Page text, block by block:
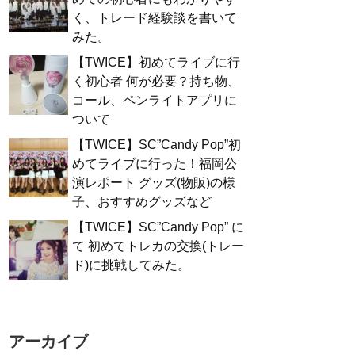
く、トレード経験談を書いて
みた。
【TWICE】初めてライブに行
く初心者 何が必要？持ち物、
コール、ペンライトアプリに
ついて
【TWICE】SC”Candy Pop”初
めてライブに行った！福岡公
演レポート グッズ(物販)の様
子、おすすめグッズなど
【TWICE】SC”Candy Pop” に
て 初めてトレカの交換(トレー
ド)に挑戦してみた。
アーカイブ